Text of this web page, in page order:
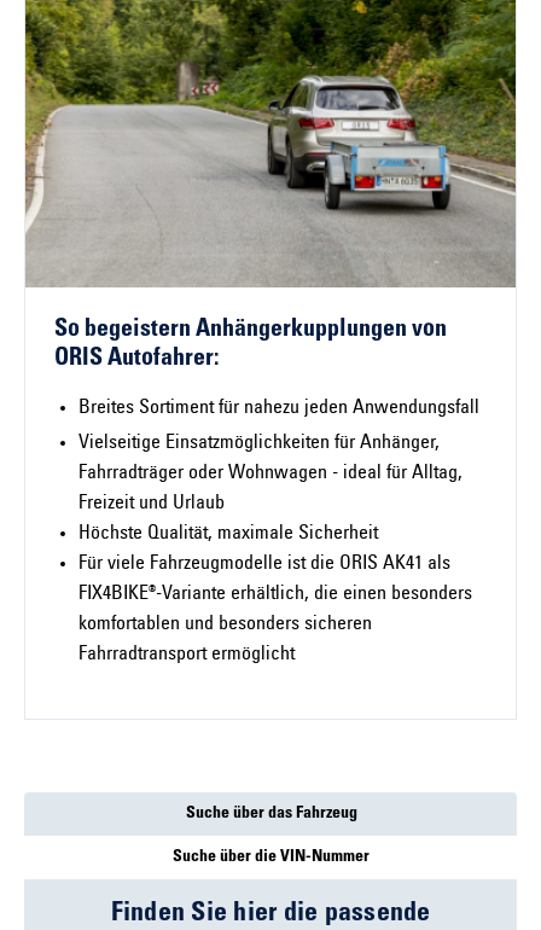
So begeistern Anhängerkupplungen von
ORIS Autofahrer:
Breites Sortiment für nahezu jeden Anwendungsfall
Vielseitige Einsatzmöglichkeiten für Anhänger,
Fahrradträger oder Wohnwagen - ideal für Alltag,
Freizeit und Urlaub
Höchste Qualität, maximale Sicherheit
Für viele Fahrzeugmodelle ist die ORIS AK41 als
FIX4BIKE®-Variante erhältlich, die einen besonders
komfortablen und besonders sicheren
Fahrradtransport ermöglicht
Suche über das Fahrzeug
Suche über die VIN-Nummer
Finden Sie hier die passende